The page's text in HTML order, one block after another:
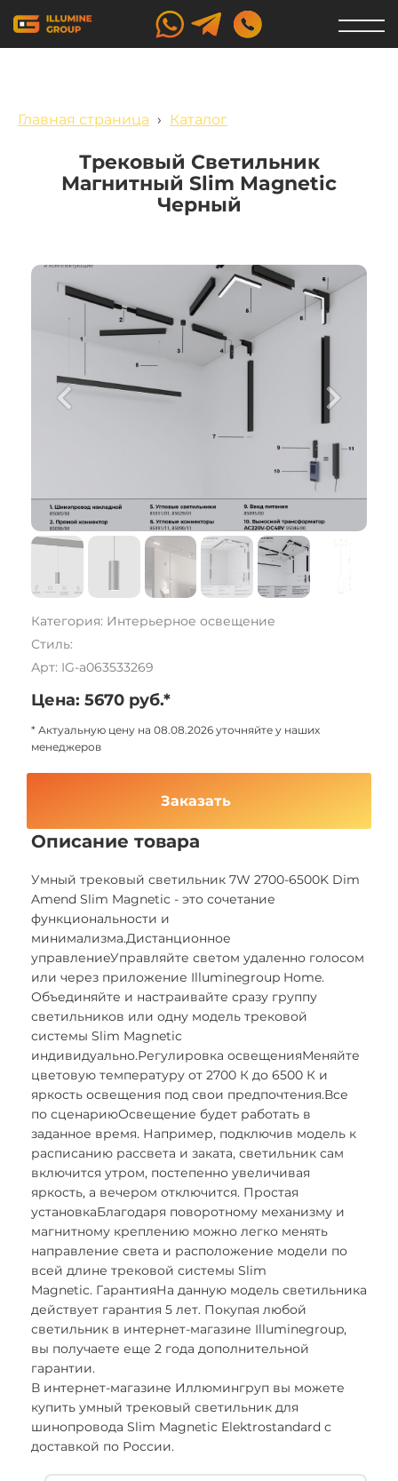
Главная страница › Каталог
Трековый Светильник
Магнитный Slim Magnetic
Черный
Категория: Интерьерное освещение
Стиль:
Арт: IG-a063533269
Цена: 5670 руб.*
* Актуальную цену на 08.08.2026 уточняйте у наших
менеджеров
Заказать
Описание товара
Умный трековый светильник 7W 2700-6500K Dim
Amend Slim Magnetic - это сочетание
функциональности и
минимализма.Дистанционное
управлениеУправляйте светом удаленно голосом
или через приложение Illuminegroup Home.
Объединяйте и настраивайте сразу группу
светильников или одну модель трековой
системы Slim Magnetic
индивидуально.Регулировка освещенияМеняйте
цветовую температуру от 2700 К до 6500 К и
яркость освещения под свои предпочтения.Все
по сценариюОсвещение будет работать в
заданное время. Например, подключив модель к
расписанию рассвета и заката, светильник сам
включится утром, постепенно увеличивая
яркость, а вечером отключится. Простая
установкаБлагодаря поворотному механизму и
магнитному креплению можно легко менять
направление света и расположение модели по
всей длине трековой системы Slim
Magnetic. ГарантияНа данную модель светильника
действует гарантия 5 лет. Покупая любой
светильник в интернет-магазине Illuminegroup,
вы получаете еще 2 года дополнительной
гарантии.
В интернет-магазине Иллюмингруп вы можете
купить умный трековый светильник для
шинопровода Slim Magnetic Elektrostandard с
доставкой по России.